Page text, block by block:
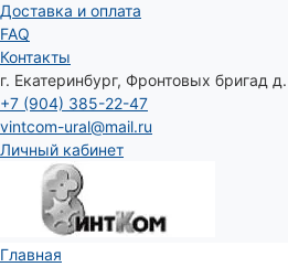
Доставка и оплата
FAQ
Контакты
г. Екатеринбург, Фронтовых бригад
+7 (904) 385-22-47
vintcom-ural@mail.ru
Личный кабинет
Главная